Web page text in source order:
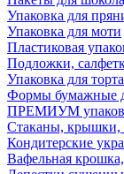
Упаковка для
Упаковка для моти
Пластиковая
Подложки,
Упаковка для торта
Формы бумажные
ПРЕМИУМ
Стаканы, крышки,
Кондитерские
Вафельная